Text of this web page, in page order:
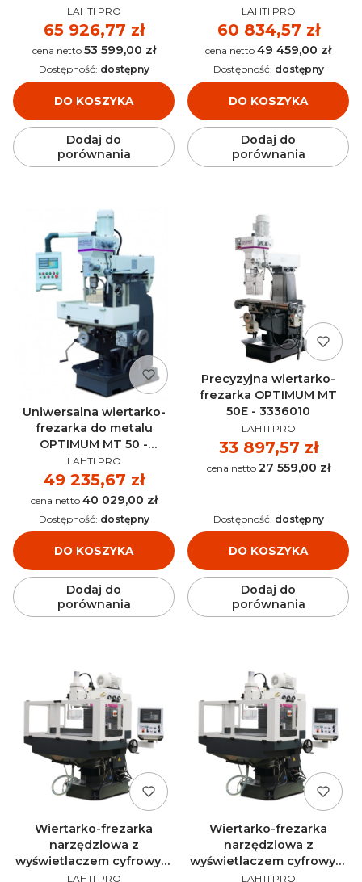
3348340
PRODUCENT
LAHTI PRO
Cena
65 926,77 zł
Cena 53 599,00 zł
DO KOSZYKA
Dostępność: dostępny
Dodaj do
porównania
PRODUCENT
LAHTI PRO
Cena
60 834,57 zł
Cena 49 459,00 zł
DO KOSZYKA
Dostępność: dostępny
Dodaj do
porównania
Uniwersalna wiertarko-
frezarka do metalu
OPTIMUM MT 50 -
3336005
PRODUCENT
LAHTI PRO
Cena
49 235,67 zł
Cena 40 029,00 zł
DO KOSZYKA
Dostępność: dostępny
Dodaj do
porównania
Precyzyjna wiertarko-
frezarka OPTIMUM MT
50E - 3336010
PRODUCENT
LAHTI PRO
Cena
33 897,57 zł
Cena 27 559,00 zł
DO KOSZYKA
Dostępność: dostępny
Dodaj do
porównania
Wiertarko-frezarka
narzędziowa z
wyświetlaczem cyfrowym
OPTIMUM MZ 4S -
PRODUCENT
LAHTI PRO
Wiertarko-frezarka
narzędziowa z
wyświetlaczem cyfrowym
OPTIMUM MZ 2S -
PRODUCENT
LAHTI PRO